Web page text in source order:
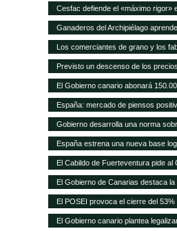
Cesfac defiende el «máximo rigor»
animales
Ganaderos del Archipiélago
Los comerciantes de grano y los
celeridad en la aprobación de 8
Previsto un descenso de los
de los precios de la carne en los
El Gobierno canario abonará
fomento de razas autóctonas
España: mercado de piensos
Gobierno desarrolla una norma
animal
España estrena una nueva base
75.000 toneladas de ayuda para
El Cabildo de Fuerteventura pide al
ganadero del hundimiento
El Gobierno de Canarias destaca
medioambiental
El POSEI provoca el cierre del
cuatro años
El Gobierno canario plantea